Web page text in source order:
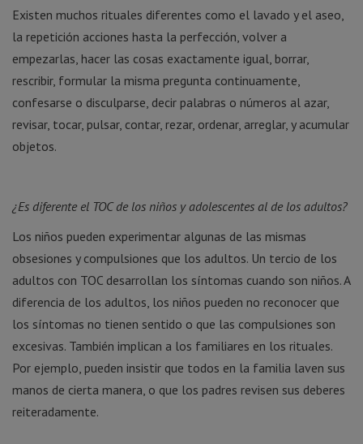
Existen muchos rituales diferentes como el lavado y el aseo,
la repetición acciones hasta la perfección, volver a
empezarlas, hacer las cosas exactamente igual, borrar,
rescribir, formular la misma pregunta continuamente,
confesarse o disculparse, decir palabras o números al azar,
revisar, tocar, pulsar, contar, rezar, ordenar, arreglar, y acumular
objetos.
¿Es diferente el TOC de los niños y adolescentes al de los adultos?
Los niños pueden experimentar algunas de las mismas
obsesiones y compulsiones que los adultos. Un tercio de los
adultos con TOC desarrollan los síntomas cuando son niños. A
diferencia de los adultos, los niños pueden no reconocer que
los síntomas no tienen sentido o que las compulsiones son
excesivas. También implican a los familiares en los rituales.
Por ejemplo, pueden insistir que todos en la familia laven sus
manos de cierta manera, o que los padres revisen sus deberes
reiteradamente.